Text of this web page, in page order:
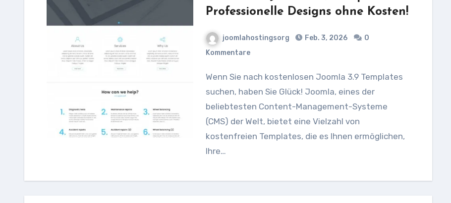
Professionelle Designs ohne Kosten!
joomlahostingsorg Feb. 3, 2026
0
Kommentare
Wenn Sie nach kostenlosen Joomla 3.9 Templates
suchen, haben Sie Glück! Joomla, eines der
beliebtesten Content-Management-Systeme
(CMS) der Welt, bietet eine Vielzahl von
kostenfreien Templates, die es Ihnen ermöglichen,
Ihre…